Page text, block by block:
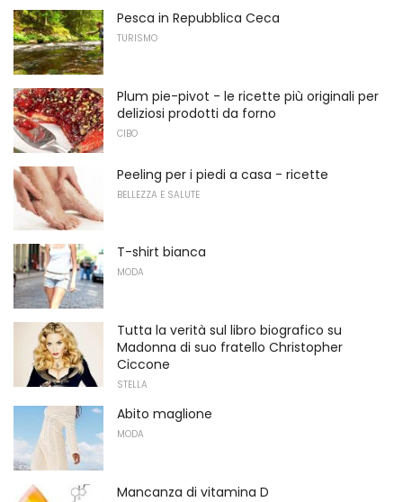
Pesca in Repubblica Ceca
TURISMO
Plum pie-pivot - le ricette più originali per
deliziosi prodotti da forno
CIBO
Peeling per i piedi a casa - ricette
BELLEZZA E SALUTE
T-shirt bianca
MODA
Tutta la verità sul libro biografico su
Madonna di suo fratello Christopher
Ciccone
STELLA
Abito maglione
MODA
Mancanza di vitamina D